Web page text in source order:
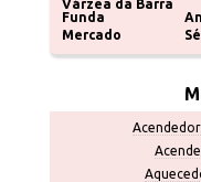
Várzea da Barra
Funda
Mercado
Sé